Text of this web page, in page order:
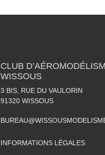
CLUB
WISSOUS
3 BIS, RUE DU VAULORIN
91320 WISSOUS
INFORMATIONS LÉGALES